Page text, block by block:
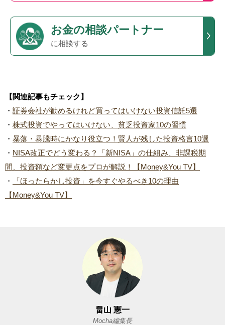
お金の相談パートナー
に相談する
【関連記事もチェック】
・ 証券会社が勧めるけれど買ってはいけない投資信託5選
・ 株式投資でやってはいけない、貧乏投資家10の習慣
・ 暴落・暴騰時にかなり役立つ！賢人が残した投資格言10選
・ NISA改正でどう変わる？「新NISA」の仕組み、非課税期
間、投資額など変更点をプロが解説！【Money&You TV】
・
「ほったらかし投資」を今すぐやるべき10の理由
【Money&You TV】
畠山 憲一
Mocha編集長